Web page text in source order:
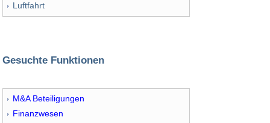
Luftfahrt
Gesuchte Funktionen
M&A Beteiligungen
Finanzwesen